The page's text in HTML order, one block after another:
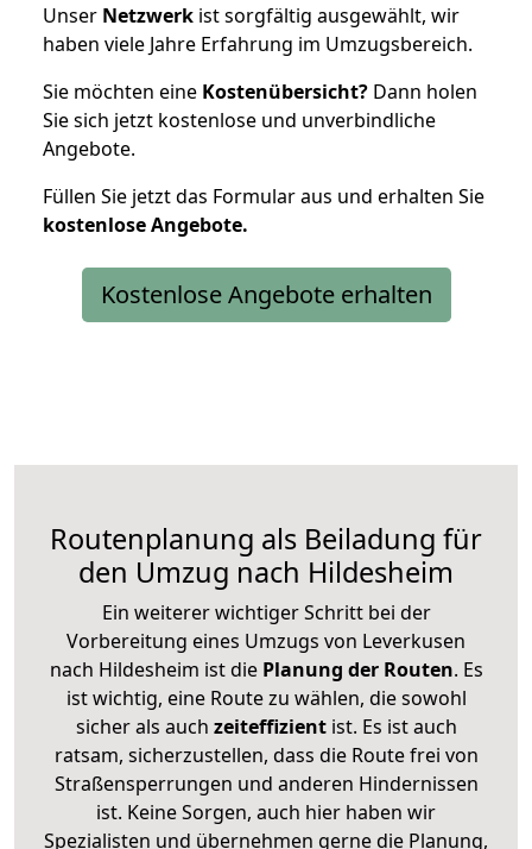
Unser Netzwerk ist sorgfältig ausgewählt, wir
haben viele Jahre Erfahrung im Umzugsbereich.
Sie möchten eine Kostenübersicht? Dann holen
Sie sich jetzt kostenlose und unverbindliche
Angebote.
Füllen Sie jetzt das Formular aus und erhalten Sie
kostenloseAngebote.
Kostenlose Angebote erhalten
Routenplanung als Beiladung für
den Umzug nach Hildesheim
Ein weiterer wichtiger Schritt bei der
Vorbereitung eines Umzugs von Leverkusen
nach Hildesheim ist diePlanung der Routen. Es
ist wichtig, eine Route zu wählen, die sowohl
sicher als auch zeiteffizientist. Es ist auch
ratsam, sicherzustellen, dass die Route frei von
Straßensperrungen und anderen Hindernissen
ist. Keine Sorgen, auch hier haben wir
Spezialisten und übernehmen gerne die Planung,